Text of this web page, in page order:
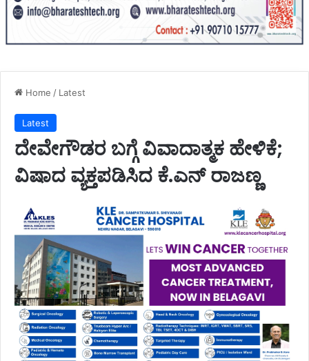
Home / Latest
Latest
ದೇವೇಗೌಡರ ಬಗ್ಗೆ ವಿವಾದಾತ್ಮಕ ಹೇಳಿಕೆ;
ವಿಷಾದ ವ್ಯಕ್ತಪಡಿಸಿದ ಕೆ.ಎನ್ ರಾಜಣ್ಣ